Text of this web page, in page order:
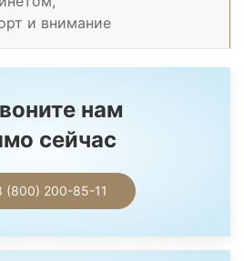
и внимание
нам
сейчас
(800) 200-85-11